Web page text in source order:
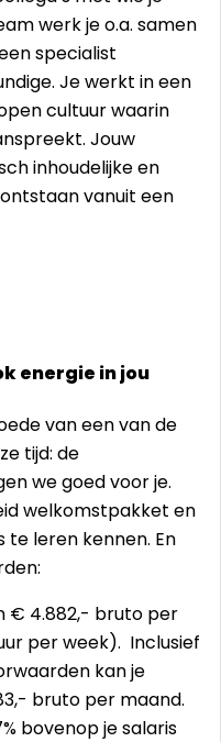
werk je o.a. samen
specialist
Je werkt in een
cultuur waarin
Jouw
inhoudelijke en
vanuit een
energie in jou
van een van de
tijd: de
we goed voor je.
welkomstpakket en
leren kennen. En
€ 4.882,- bruto per
per week). Inclusief
kan je
bruto per maand.
bovenop je salaris